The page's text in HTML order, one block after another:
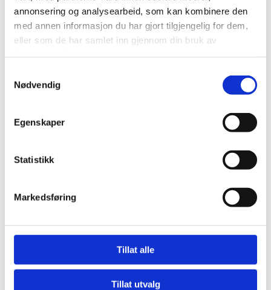
annonsering og analysearbeid, som kan kombinere den
med annen informasjon du har gjort tilgjengelig for dem,
eller som de har samlet inn gjennom din bruk av
Nødvendig
Egenskaper
Statistikk
Markedsføring
Tillat alle
Tillat utvalg
Combi Grip tett 9-11mm tradisjonell rundpigg/
U-brodd CH1492411U
På lager
kr 21 150,00
Kontakt oss
Traktorkjetting tilpasset krevende norske forhold med tettere
Leveres i 9mm og 11mm
Vridd, robust kjetting til landbruk, skog og anlegg
Enkel å montere uten verktøy da kjettingen er tilpasset